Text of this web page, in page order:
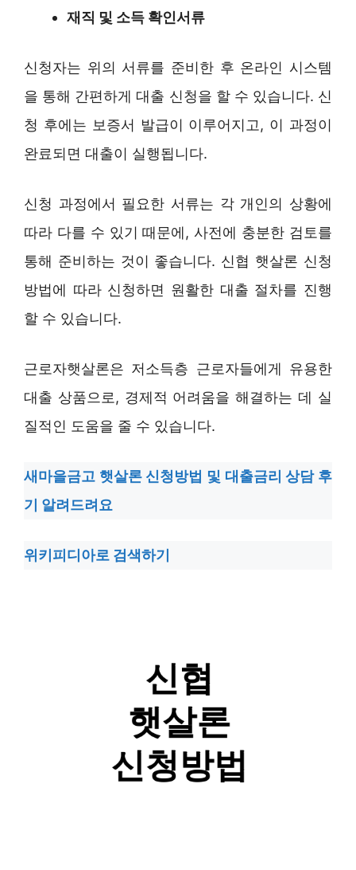
재직 및 소득 확인서류
신청자는 위의 서류를 준비한 후 온라인 시스템
을 통해 간편하게 대출 신청을 할 수 있습니다. 신
청 후에는 보증서 발급이 이루어지고, 이 과정이
완료되면 대출이 실행됩니다.
신청 과정에서 필요한 서류는 각 개인의 상황에
따라 다를 수 있기 때문에, 사전에 충분한 검토를
통해 준비하는 것이 좋습니다. 신협 햇살론 신청
방법에 따라 신청하면 원활한 대출 절차를 진행
할 수 있습니다.
근로자햇살론은 저소득층 근로자들에게 유용한
대출 상품으로, 경제적 어려움을 해결하는 데 실
질적인 도움을 줄 수 있습니다.
새마을금고 햇살론 신청방법 및 대출금리 상담 후
기 알려드려요
위키피디아로 검색하기